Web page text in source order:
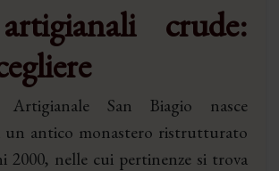
crude:
San Biagio nasce
un antico monastero ristrutturato
2000, nelle cui pertinenze si trova